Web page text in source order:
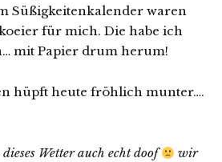
Süßigkeitenkalender waren
für mich. Die habe ich
mit Papier drum herum!
hüpft heute fröhlich munter….
Wetter auch echt doof
wir